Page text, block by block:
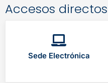
Accesos directos
Sede Electrónica